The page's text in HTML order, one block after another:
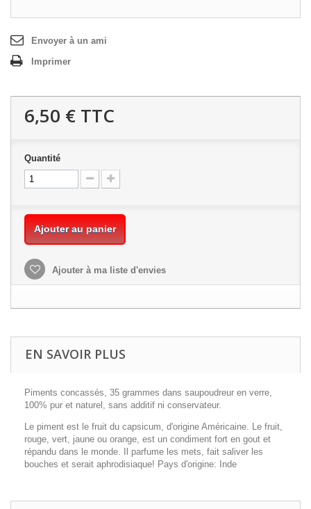
Envoyer à un ami
Imprimer
6,50 € TTC
Quantité
Ajouter au panier
Ajouter à ma liste d'envies
EN SAVOIR PLUS
Piments concassés, 35 grammes dans saupoudreur en verre,
100% pur et naturel, sans additif ni conservateur.
Le piment est le fruit du capsicum, d'origine Américaine. Le fruit,
rouge, vert, jaune ou orange, est un condiment fort en gout et
répandu dans le monde. Il parfume les mets, fait saliver les
bouches et serait aphrodisiaque! Pays d'origine: Inde